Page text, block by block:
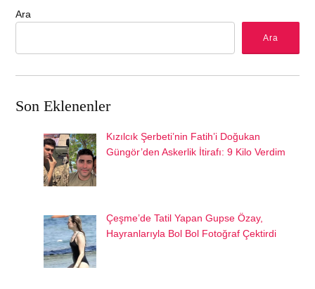
Ara
Ara
Son Eklenenler
Kızılcık Şerbeti’nin Fatih’i Doğukan
Güngör’den Askerlik İtirafı: 9 Kilo Verdim
Çeşme’de Tatil Yapan Gupse Özay,
Hayranlarıyla Bol Bol Fotoğraf Çektirdi